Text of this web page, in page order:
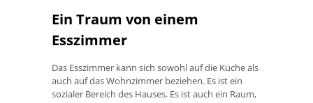
Ein Traum von einem
Esszimmer
Das Esszimmer kann sich sowohl auf die Küche als
auch auf das Wohnzimmer beziehen. Es ist ein
sozialer Bereich des Hauses. Es ist auch ein Raum,